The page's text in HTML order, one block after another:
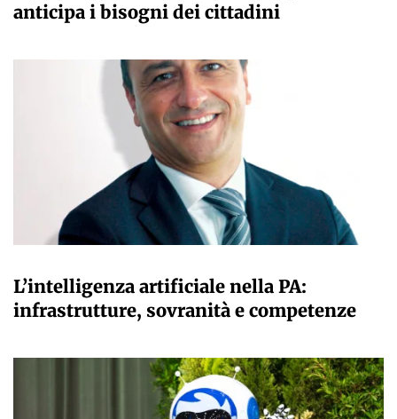
anticipa i bisogni dei cittadini
L’intelligenza artificiale nella PA:
infrastrutture, sovranità e competenze